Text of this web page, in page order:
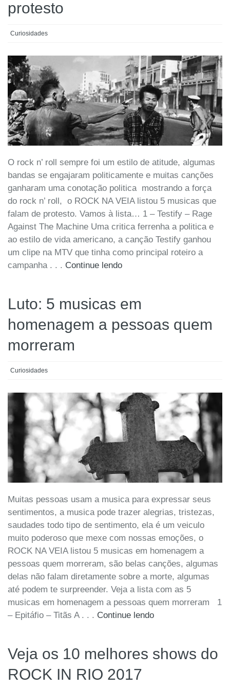
protesto
Curiosidades
O rock n’ roll sempre foi um estilo de atitude, algumas
bandas se engajaram politicamente e muitas canções
ganharam uma conotação politica mostrando a força
do rock n’ roll, o ROCK NA VEIA listou 5 musicas que
falam de protesto. Vamos à lista… 1 – Testify – Rage
Against The Machine Uma critica ferrenha a politica e
ao estilo de vida americano, a canção Testify ganhou
um clipe na MTV que tinha como principal roteiro a
campanha . . . Continue lendo
Luto: 5 musicas em
homenagem a pessoas quem
morreram
Curiosidades
Muitas pessoas usam a musica para expressar seus
sentimentos, a musica pode trazer alegrias, tristezas,
saudades todo tipo de sentimento, ela é um veiculo
muito poderoso que mexe com nossas emoções, o
ROCK NA VEIA listou 5 musicas em homenagem a
pessoas quem morreram, são belas canções, algumas
delas não falam diretamente sobre a morte, algumas
até podem te surpreender. Veja a lista com as 5
musicas em homenagem a pessoas quem morreram 1
– Epitáfio – Titãs A . . . Continue lendo
Veja os 10 melhores shows do
ROCK IN RIO 2017